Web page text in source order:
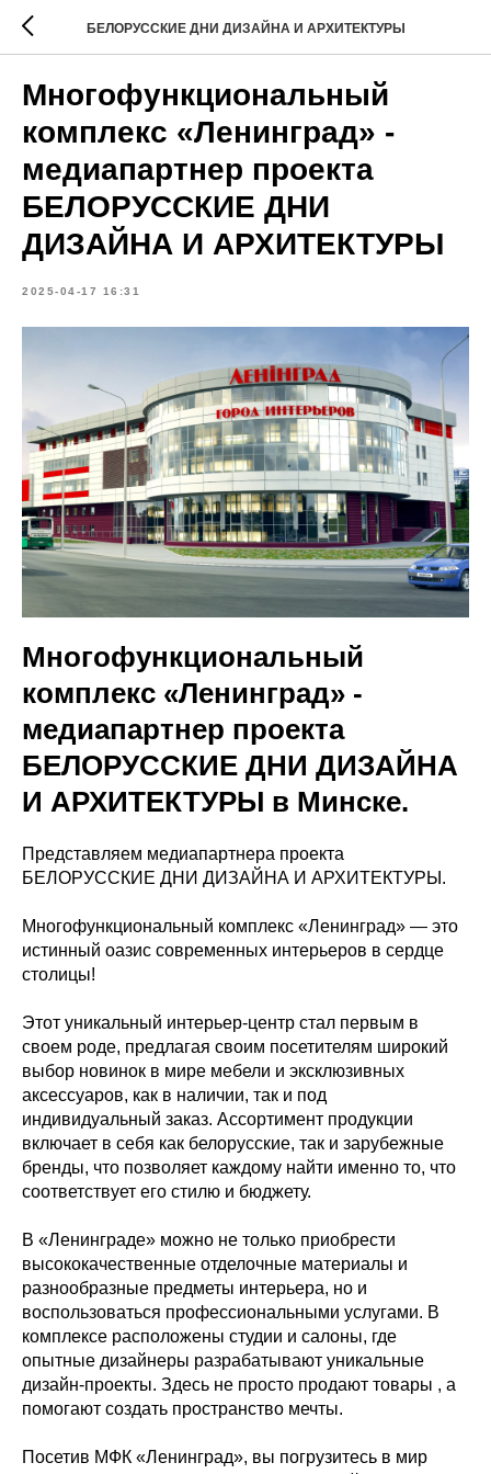
БЕЛОРУССКИЕ ДНИ ДИЗАЙНА И АРХИТЕКТУРЫ
Многофункциональный
комплекс «Ленинград» -
медиапартнер проекта
БЕЛОРУССКИЕ ДНИ
ДИЗАЙНА И АРХИТЕКТУРЫ
2025-04-17 16:31
Многофункциональный
комплекс «Ленинград» -
медиапартнер проекта
БЕЛОРУССКИЕ ДНИ ДИЗАЙНА
И АРХИТЕКТУРЫ в Минске.
Представляем медиапартнера проекта
БЕЛОРУССКИЕ ДНИ ДИЗАЙНА И АРХИТЕКТУРЫ.
Многофункциональный комплекс «Ленинград» — это
истинный оазис современных интерьеров в сердце
столицы!
Этот уникальный интерьер-центр стал первым в
своем роде, предлагая своим посетителям широкий
выбор новинок в мире мебели и эксклюзивных
аксессуаров, как в наличии, так и под
индивидуальный заказ. Ассортимент продукции
включает в себя как белорусские, так и зарубежные
бренды, что позволяет каждому найти именно то, что
соответствует его стилю и бюджету.
В «Ленинграде» можно не только приобрести
высококачественные отделочные материалы и
разнообразные предметы интерьера, но и
воспользоваться профессиональными услугами. В
комплексе расположены студии и салоны, где
опытные дизайнеры разрабатывают уникальные
дизайн-проекты. Здесь не просто продают товары , а
помогают создать пространство мечты.
Посетив МФК «Ленинград», вы погрузитесь в мир